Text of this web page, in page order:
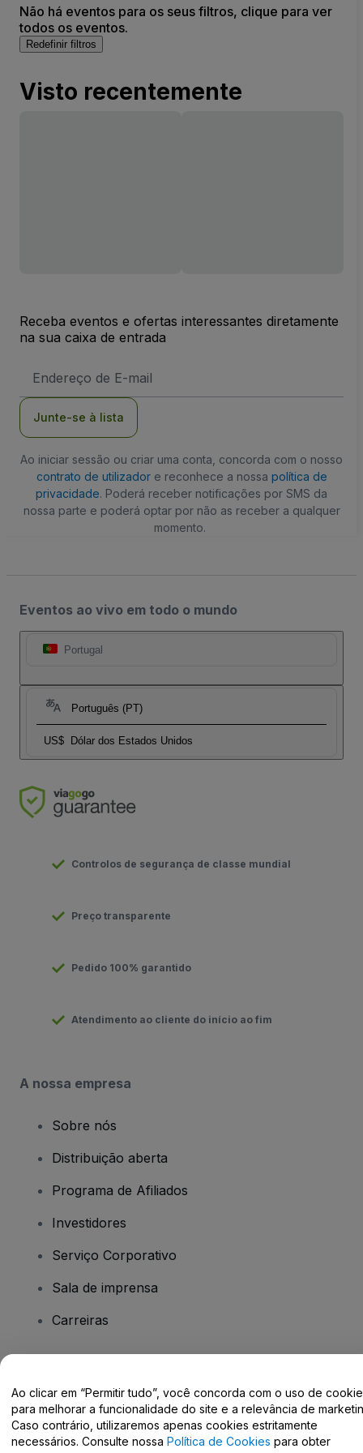
Não há eventos para os seus filtros, clique para ver
todos os eventos.
Redefinir filtros
Visto recentemente
Receba eventos e ofertas interessantes diretamente
na sua caixa de entrada
de
Junte-se à lista
Ao iniciar sessão ou criar uma conta, concorda com o nosso
contrato de utilizadore reconhece a nossa política de
privacidade. Poderá receber notificações por SMS da
nossa parte e poderá optar por não as receber a qualquer
momento.
Eventos ao vivo em todo o mundo
Portugal
Português (PT)
US$ Dólar dos Estados Unidos
Controlos de segurança de classe mundial
Preço transparente
Pedido 100% garantido
Atendimento ao cliente do início ao fim
A nossa empresa
Sobre nós
Distribuição aberta
Programa de Afiliados
Investidores
Serviço Corporativo
Sala de imprensa
Carreiras
Centro de Ajuda / Fale Conosco
Ao clicar em “Permitir tudo”, você concorda com o uso de
para melhorar a funcionalidade do site e a relevância de
Caso contrário, utilizaremos apenas cookies estritamente
necessários. Consulte nossa Política de Cookies para obter